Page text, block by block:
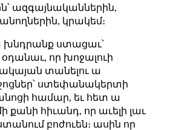
ազգայնականներին,
կրակեմ։
խնդրանք ստացաւ՝
օդանաւ, որ խոջալուի
տանելու ա
ստեփանակերտի
համար, եւ հետ ա
քանի հիւանդ, որ աւելի լաւ
բոժուեն։ ասին որ